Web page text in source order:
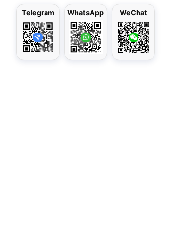
Telegram WhatsApp WeChat